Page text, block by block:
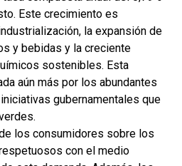
Este crecimiento es
la expansión de
y bebidas y la creciente
sostenibles. Esta
aún más por los abundantes
gubernamentales que
los consumidores sobre los
con el medio